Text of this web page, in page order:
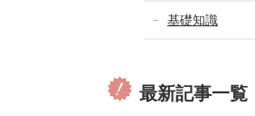
基礎知識
最新記事一覧